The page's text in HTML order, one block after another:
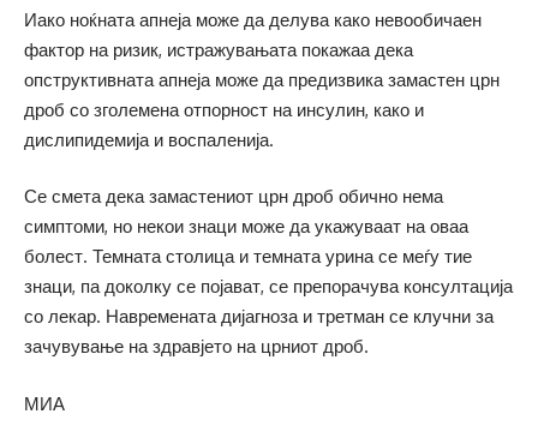
Иако ноќната апнеја може да делува како невообичаен
фактор на ризик, истражувањата покажаа дека
опструктивната апнеја може да предизвика замастен црн
дроб со зголемена отпорност на инсулин, како и
дислипидемија и воспаленија.
Се смета дека замастениот црн дроб обично нема
симптоми, но некои знаци може да укажуваат на оваа
болест. Темната столица и темната урина се меѓу тие
знаци, па доколку се појават, се препорачува консултација
со лекар. Навремената дијагноза и третман се клучни за
зачувување на здравјето на црниот дроб.
МИА